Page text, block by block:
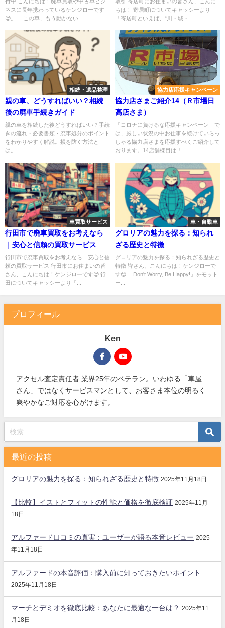
ネスに長年携わっているケンジローです
😊。 「この車、もう動かない...
ちは！ 寄居町についてキャッシーより
「寄居町といえば、“川・城・...
相続・遺品整理
親の車、どうすればいい？相続
後の廃車手続きガイド
親の車を相続した後どうすればいい？手続
きの流れ・必要書類・廃車処分のポイント
をわかりやすく解説。損を防ぐ方法と
は。...
協力店応援キャンペーン
協力店さまご紹介14（Ｒ市場日
高店さま）
「コロナに負けるな応援キャンペーン」で
は、厳しい状況の中お仕事を続けていらっ
しゃる協力店さまを応援すべくご紹介して
おります。14店舗様目は「...
車買取サービス
行田市で廃車買取をお考えなら
｜安心と信頼の買取サービス
行田市で廃車買取をお考えなら｜安心と信
頼の買取サービス 行田市にお住まいの皆
さん、こんにちは！ケンジローです😊 行
田についてキャッシーより「...
車・自動車
グロリアの魅力を探る：知られ
ざる歴史と特徴
グロリアの魅力を探る：知られざる歴史と
特徴 皆さん、こんにちは！ケンジローで
す😊 「Don't Worry, Be Happy!」をモット
ー...
プロフィール
Ken
アクセル査定責任者 業界25年のベテラン。いわゆる「車屋
さん」ではなくサービスマンとして、お客さま本位の明るく
爽やかなご対応を心がけます。
最近の投稿
グロリアの魅力を探る：知られざる歴史と特徴 2025年11月18日
【比較】イストとフィットの性能と価格を徹底検証 2025年11月
18日
アルファード口コミの真実：ユーザーが語る本音レビュー 2025
年11月18日
アルファードの本音評価：購入前に知っておきたいポイント
2025年11月18日
マーチとデミオを徹底比較：あなたに最適な一台は？
2025年11
月18日